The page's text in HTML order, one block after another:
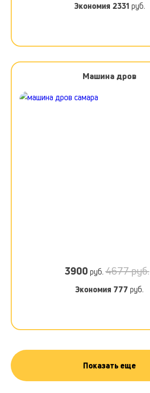
Экономия 2331 руб.
Машина дров
3900 руб.4677 руб.
Экономия 777 руб.
Показать еще